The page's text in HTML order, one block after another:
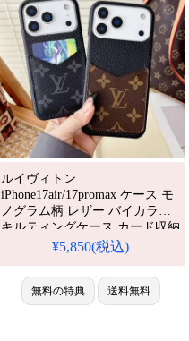
ルイヴィトン
iPhone17air/17promax ケース モ
ノグラム柄 レザー バイカラー
キルティングケース カード収納
スリム 男女兼用 おしゃれ 耐衝
iPhone16pro/16plusバンパーケー
ス 人気 アイフォーン15/14/13ケ
ース ブランド 専門店 おすすめ
¥5,850(税込)
無料の特典 送料無料